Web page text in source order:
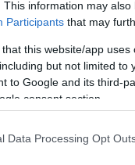
This information may
Participants that may
that this website/app
but not limited to
to Google and its third-
consent section.
Data Processing Opt